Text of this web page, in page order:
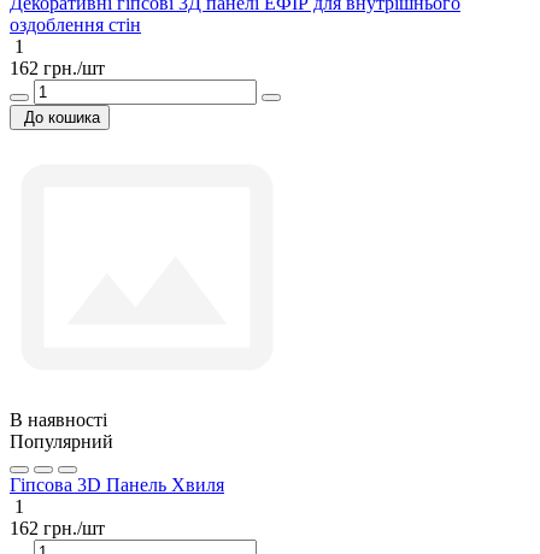
оздоблення стін
1
162 грн./шт
До кошика
В наявності
Популярний
Гіпсова 3D Панель Хвиля
1
162 грн./шт